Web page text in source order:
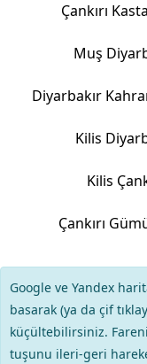
Çankırı
Muş
Diyarbakır
Kilis
Kilis
Çankırı
Google ve Yandex
basarak (ya da çif
küçültebilirsiniz.
tuşunu ileri-geri